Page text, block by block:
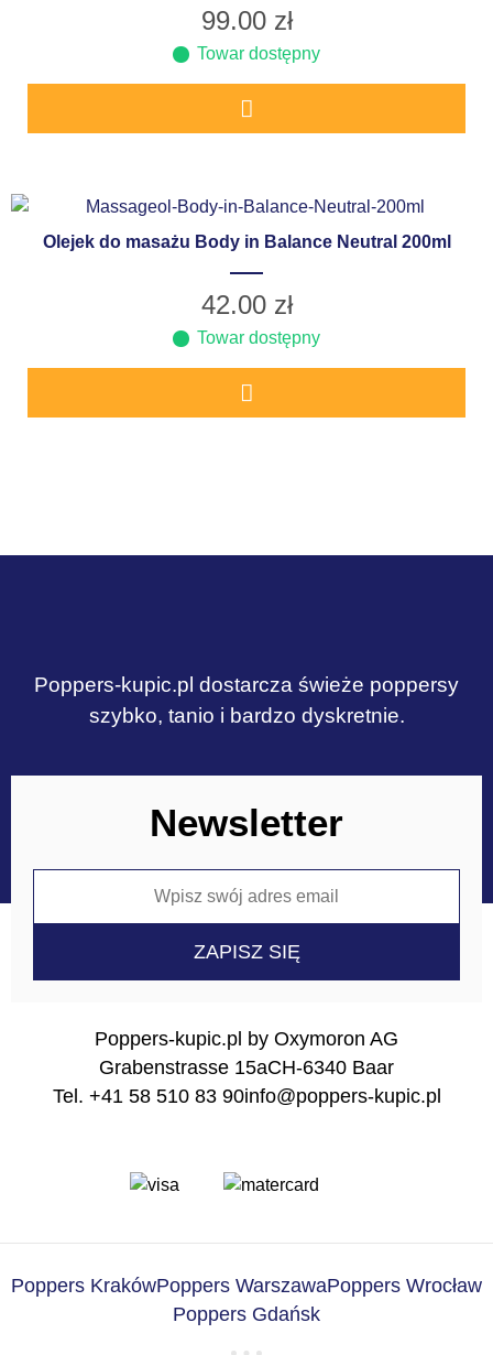
99.00 zł
Towar dostępny
Olejek do masażu Body in Balance Neutral 200ml
42.00 zł
Towar dostępny
Poppers-kupic.pl dostarcza świeże poppersy
szybko, tanio i bardzo dyskretnie.
Newsletter
Poppers-kupic.pl by Oxymoron AG
Grabenstrasse 15aCH-6340 Baar
Tel. +41 58 510 83 90info@poppers-kupic.pl
Poppers KrakówPoppers WarszawaPoppers Wrocław
Poppers Gdańsk